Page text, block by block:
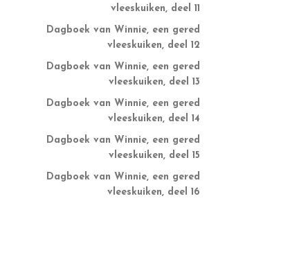
vleeskuiken, deel 11
Dagboek van Winnie, een gered
vleeskuiken, deel 12
Dagboek van Winnie, een gered
vleeskuiken, deel 13
Dagboek van Winnie, een gered
vleeskuiken, deel 14
Dagboek van Winnie, een gered
vleeskuiken, deel 15
Dagboek van Winnie, een gered
vleeskuiken, deel 16